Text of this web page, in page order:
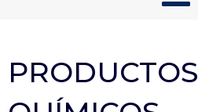
PRODUCTOS